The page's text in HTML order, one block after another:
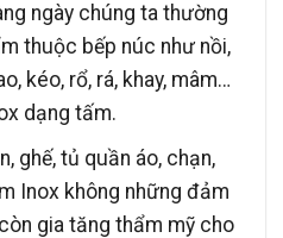
ngày chúng ta thường
thuộc bếp núc như nồi,
kéo, rổ, rá, khay, mâm…
dạng tấm.
ghế, tủ quần áo, chạn,
Inox không những đảm
gia tăng thẩm mỹ cho